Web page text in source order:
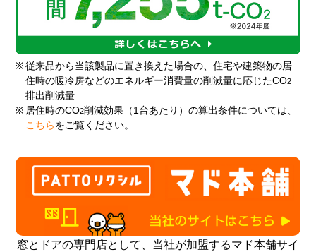
※ 従来品から当該製品に置き換えた場合の、住宅や建築物の居
住時の暖冷房などのエネルギー消費量の削減量に応じたCO2
排出削減量
※ 居住時のCO2削減効果（1台あたり）の算出条件については、
こちら をご覧ください。
窓とドアの専門店として、当社が加盟するマド本舗サイ